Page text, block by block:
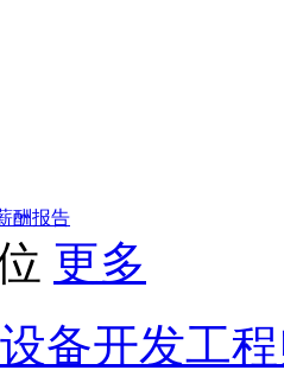
酬报告
更多
备开发工